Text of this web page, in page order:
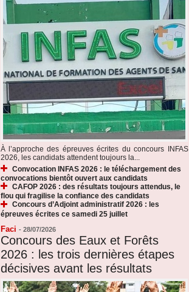
À l’approche des épreuves écrites du concours INFAS
2026, les candidats attendent toujours la...
Convocation INFAS 2026 : le téléchargement des
convocations bientôt ouvert aux candidats
CAFOP 2026 : des résultats toujours attendus, le
flou qui fragilise la confiance des candidats
Concours d’Adjoint administratif 2026 : les
épreuves écrites ce samedi 25 juillet
Faci - 28/07/2026
Concours des Eaux et Forêts
2026 : les trois dernières étapes
décisives avant les résultats